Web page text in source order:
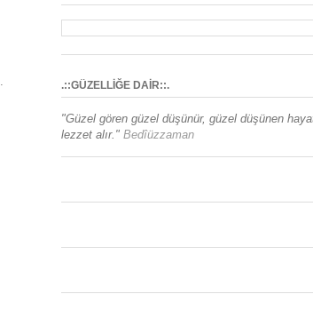
.::GÜZELLİĞE DAİR::.
"Güzel gören güzel düşünür, güzel düşünen
lezzet alır." Bedîüzzaman